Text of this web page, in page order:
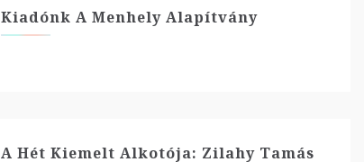
Kiadónk A Menhely Alapítvány
A Hét Kiemelt Alkotója: Zilahy Tamás